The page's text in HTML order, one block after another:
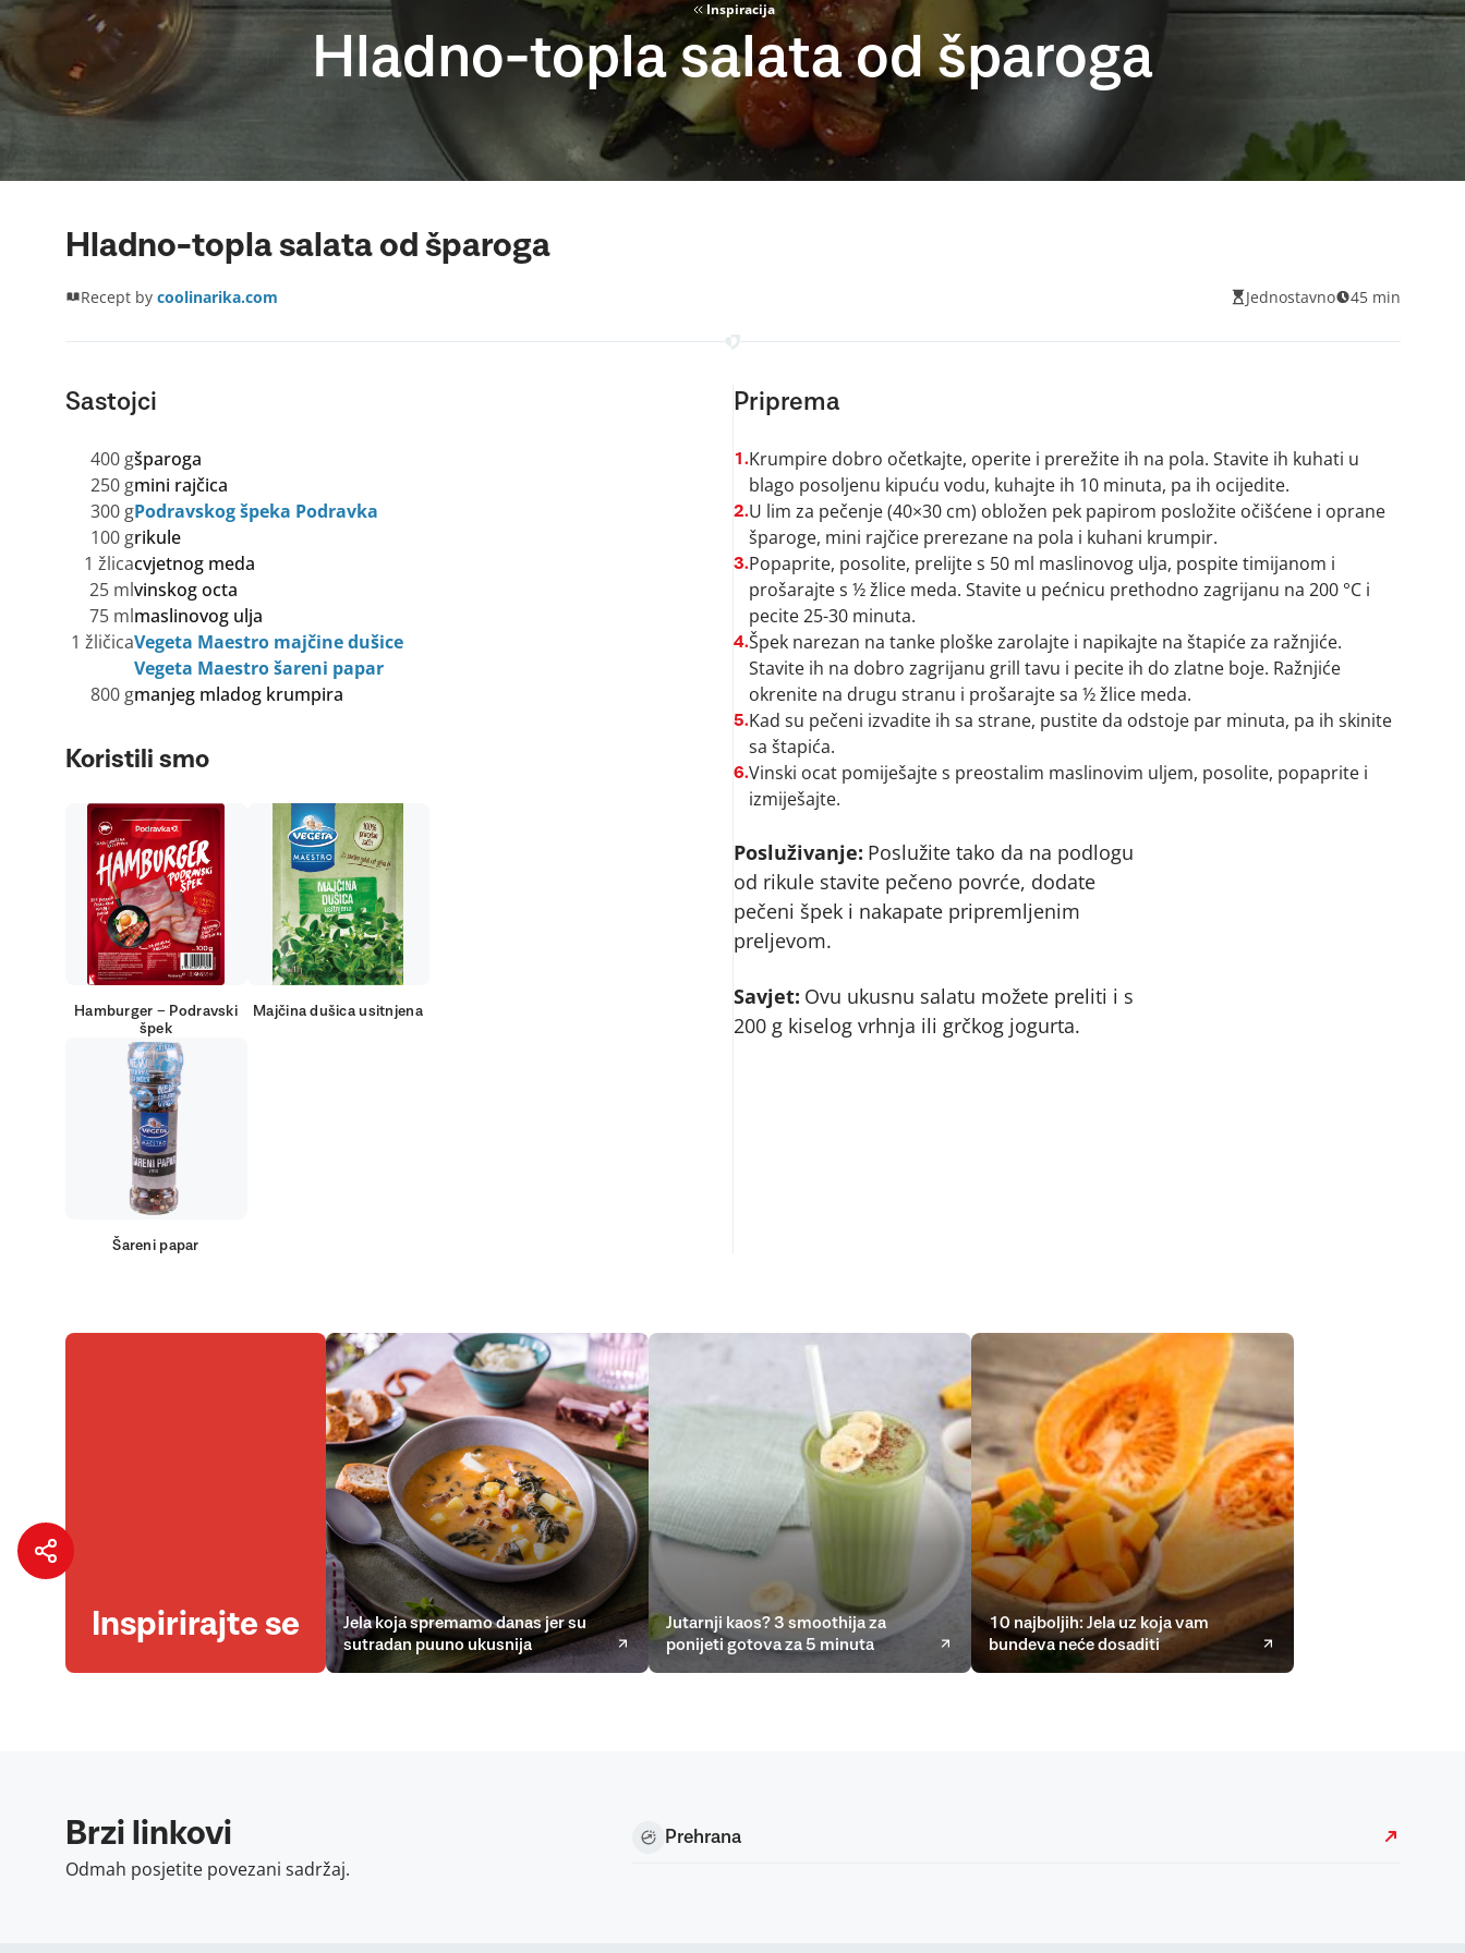
Inspiracija
Hladno-topla salata od šparoga
Hladno-topla salata od šparoga
Recept by coolinarika.com Jednostavno 45 min
Sastojci
400 gšparoga
250 gmini rajčica
300 gPodravskog špeka Podravka
100 grikule
1 žlicacvjetnog meda
25 mlvinskog octa
75 mlmaslinovog ulja
1 žličicaVegeta Maestro majčine dušice
Vegeta Maestro šareni papar
800 gmanjeg mladog krumpira
Koristili smo
Hamburger – Podravski
špek
Majčina dušica usitnjena
Šareni papar
Priprema
1.Krumpire dobro očetkajte, operite i prerežite ih na pola. Stavite ih kuhati u
blago posoljenu kipuću vodu, kuhajte ih 10 minuta, pa ih ocijedite.
2.U lim za pečenje (40×30 cm) obložen pek papirom posložite očišćene i oprane
šparoge, mini rajčice prerezane na pola i kuhani krumpir.
3.Popaprite, posolite, prelijte s 50 ml maslinovog ulja, pospite timijanom i
prošarajte s ½ žlice meda. Stavite u pećnicu prethodno zagrijanu na 200 °C i
pecite 25-30 minuta.
4.Špek narezan na tanke ploške zarolajte i napikajte na štapiće za ražnjiće.
Stavite ih na dobro zagrijanu grill tavu i pecite ih do zlatne boje. Ražnjiće
okrenite na drugu stranu i prošarajte sa ½ žlice meda.
5.Kad su pečeni izvadite ih sa strane, pustite da odstoje par minuta, pa ih skinite
sa štapića.
6.Vinski ocat pomiješajte s preostalim maslinovim uljem, posolite, popaprite i
izmiješajte.
Posluživanje: Poslužite tako da na podlogu
od rikule stavite pečeno povrće, dodate
pečeni špek i nakapate pripremljenim
preljevom.
Savjet: Ovu ukusnu salatu možete preliti i s
200 g kiselog vrhnja ili grčkog jogurta.
Inspirirajte se
Jela koja spremamo danas jer su
sutradan puuno ukusnija
Jutarnji kaos? 3 smoothija za
ponijeti gotova za 5 minuta
10 najboljih: Jela uz koja vam
bundeva neće dosaditi
Brzi linkovi
Odmah posjetite povezani sadržaj.
Prehrana